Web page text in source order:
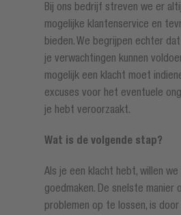
Bij ons bedrijf streven we er
mogelijke klantenservice en
bieden. We begrijpen echter
je verwachtingen kunnen
mogelijk een klacht moet
excuses voor het eventuele
je hebt veroorzaakt.
Wat is de volgende stap?
Als je een klacht hebt, willen
goedmaken. De snelste manier
problemen op te lossen, is door